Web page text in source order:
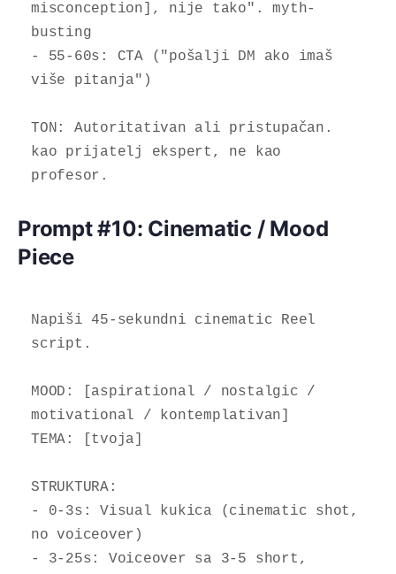
misconception], nije tako". myth-
busting
- 55-60s: CTA ("pošalji DM ako imaš
više pitanja")
TON: Autoritativan ali pristupačan.
kao prijatelj ekspert, ne kao
profesor.
Prompt #10: Cinematic / Mood
Piece
Napiši 45-sekundni cinematic Reel
script.
MOOD: [aspirational / nostalgic /
motivational / kontemplativan]
TEMA: [tvoja]
STRUKTURA:
- 0-3s: Visual kukica (cinematic shot,
no voiceover)
- 3-25s: Voiceover sa 3-5 short,